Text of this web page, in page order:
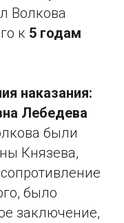
Волкова
к 5 годам
наказания:
Лебедева
были
Князева,
было
заключение,